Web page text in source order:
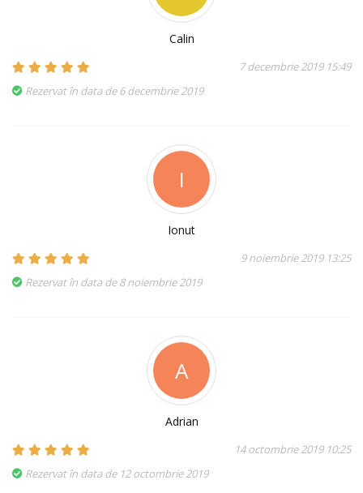
Calin
7 decembrie 2019 15:49
Rezervat în data de 6 decembrie 2019
I
Ionut
9 noiembrie 2019 13:25
Rezervat în data de 8 noiembrie 2019
A
Adrian
14 octombrie 2019 10:25
Rezervat în data de 12 octombrie 2019